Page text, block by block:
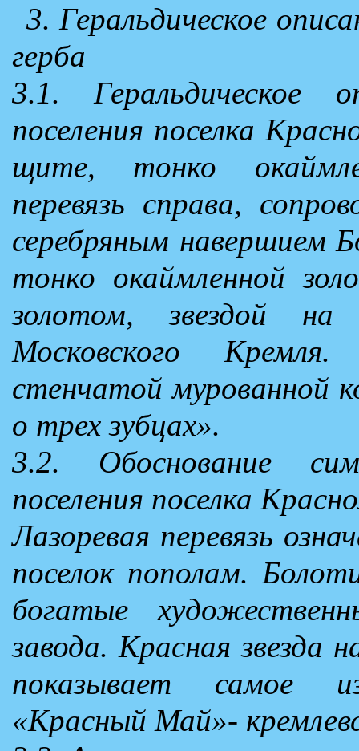
3. Геральдическое
герба
3.1. Геральдическое
поселения поселка
щите, тонко
перевязь справа,
серебряным навершием
тонко окаймленной
золотом, звездой
Московского
стенчатой мурованной
о трех зубцах».
3.2. Обоснование
поселения поселка
Лазоревая перевязь
поселок пополам.
богатые
завода. Красная звезда
показывает самое
«Красный Май»-